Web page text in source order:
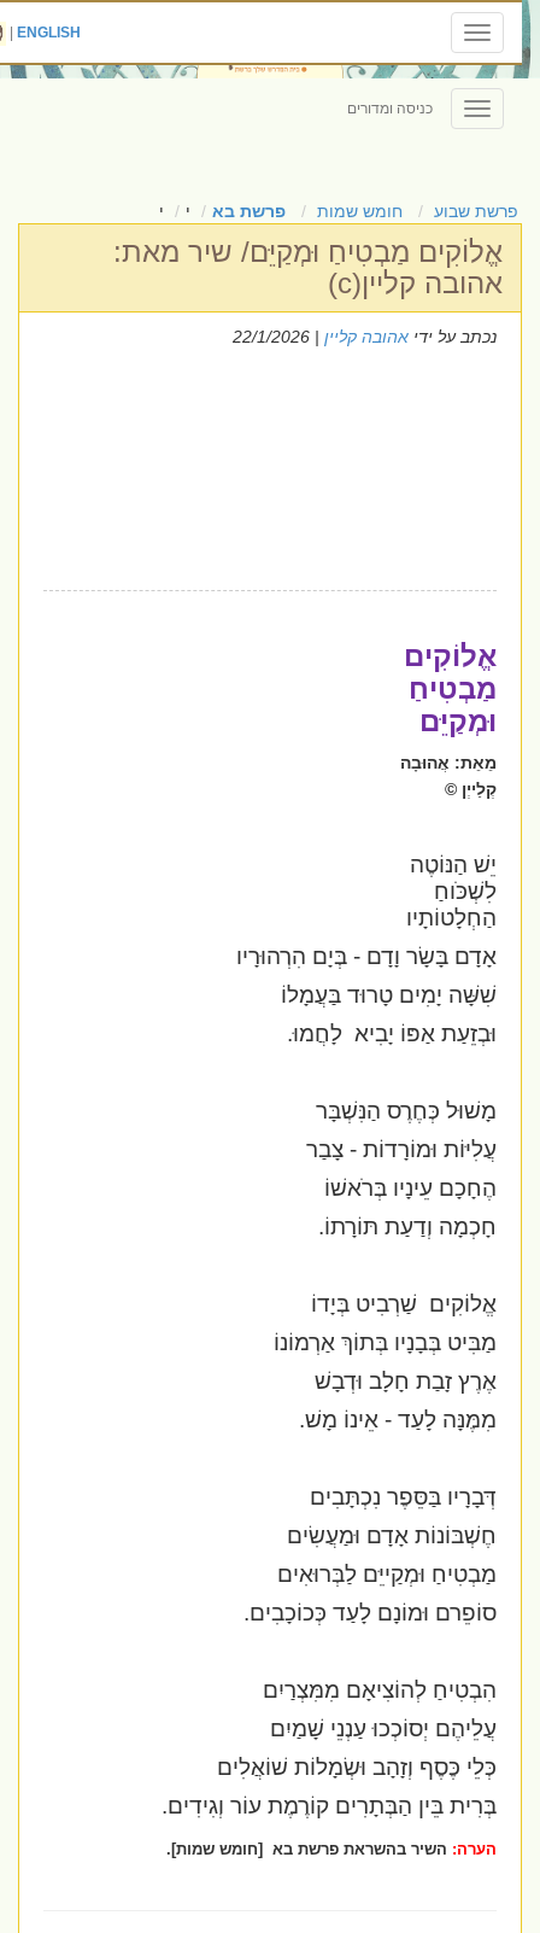
Toggle
navigation
ENGLISH
|
Toggle
navigation
כניסה ומדורים
פרשת שבוע חומש שמות פרשת בא י י
אֱלוֹקִים מַבְטִיחַ וּמְקַיֵּם/ שיר מאת:
אהובה קליין(c)
נכתב על ידיאהובה קליין| 22/1/2026
אֱלוֹקִים
מַבְטִיחַ
וּמְקַיֵּם
מֵאֵת: אֲהוּבָה
קְלַייְן ©
יֵשׁ הַנּוֹטֶה
לִשְׁכֹּוחַ
הַחְלָטוֹתָיו
אָדָם בָּשָׂר וָדָם - בְּיָם הִרְהוּרָיו
שִׁשָּׁה יָמִים טָרוּד בַּעֲמָלוֹ
וּבְזֵעַת אַפּוֹ יָבִיא לָחֲמוּ.
מָשׁוּל כְּחֶרֶס הַנִּשְׁבָּר
עֲלִיּוֹת וּמוֹרָדוֹת - צָבַר
הֶחָכָם עֵינָיו בְּרֹאשׁוֹ
חָכְמָה וְדַעַת תּוֹרָתוֹ.
אֱלוֹקִים שַׁרְבִיט בְּיָדוֹ
מַבִּיט בְּבָנָיו בְּתוֹךְ אַרְמוֹנוֹ
אֶרֶץ זָבַת חָלָב וּדְבָשׁ
מִמֶּנָּה לָעַד - אֵינוֹ מָשׁ.
דְּבָרָיו בַּסֵּפֶר נִכְתָּבִים
חֶשְׁבּוֹנוֹת אָדָם וּמַעֲשִׂים
מַבְטִיחַ וּמְקַייֵּם לַבְּרוּאִים
סוֹפֵרם וּמוֹנָם לָעַד כְּכוֹכָבִים.
הִבְטִיחַ לְהוֹצִיאָם מִמִּצְרַיִם
עֲלֵיהֶם יְסוֹכְכוּ עַנְנֵי שָׁמַיִם
כְּלֵי כֶּסֶף וְזָהָב וּשְׂמָלוֹת שׁוֹאֲלִים
בְּרִית בֵּין הַבְּתָרִים קוֹרֶמֶת עוֹר וְגִידִים.
הערה:השיר בהשראת פרשת בא [חומש שמות].